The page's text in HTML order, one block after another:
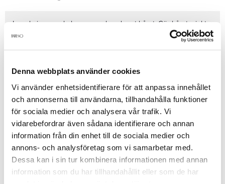
Denna webbplats använder cookies
Vi använder enhetsidentifierare för att anpassa innehållet
och annonserna till användarna, tillhandahålla funktioner
för sociala medier och analysera vår trafik. Vi
vidarebefordrar även sådana identifierare och annan
information från din enhet till de sociala medier och
annons- och analysföretag som vi samarbetar med.
Dessa kan i sin tur kombinera informationen med annan
information som du har tillhandahållit eller som de har
Inpackning som balanserar och reder ut håret. Gör håret mjukt
och lätt att kamma. Berikad med: Linfrö olja, Beta Caroten pH
4,5-5,0 Användning: efter shampoonering, applicera i håret och
kamma igenom för ett jämnt resultat. Lämna i några minuter och
Produktdetaljer
Recensioner
Finns i: